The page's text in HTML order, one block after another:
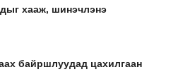
хааж, шинэчлэнэ
байршлуудад цахилгаан